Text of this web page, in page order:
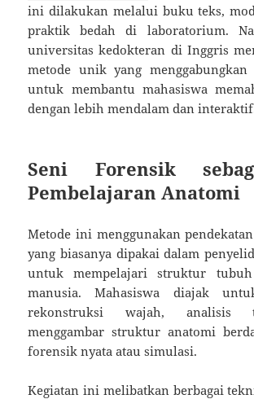
ini dilakukan melalui buku teks,
praktik bedah di laboratorium.
universitas kedokteran di Inggris
metode unik yang
untuk membantu mahasiswa
dengan lebih mendalam dan
Seni Forensik
Pembelajaran Anatomi
Metode ini menggunakan
yang biasanya dipakai dalam
untuk mempelajari struktur
manusia. Mahasiswa diajak
rekonstruksi wajah, analisis
menggambar struktur anatomi
forensik nyata atau simulasi.
Kegiatan ini melibatkan berbagai